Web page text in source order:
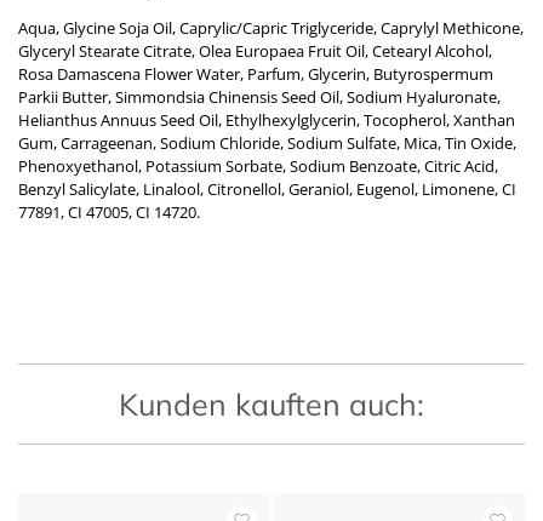
Aqua, Glycine Soja Oil, Caprylic/Capric Triglyceride, Caprylyl Methicone,
Glyceryl Stearate Citrate, Olea Europaea Fruit Oil, Cetearyl Alcohol,
Rosa Damascena Flower Water, Parfum, Glycerin, Butyrospermum
Parkii Butter, Simmondsia Chinensis Seed Oil, Sodium Hyaluronate,
Helianthus Annuus Seed Oil, Ethylhexylglycerin, Tocopherol, Xanthan
Gum, Carrageenan, Sodium Chloride, Sodium Sulfate, Mica, Tin Oxide,
Phenoxyethanol, Potassium Sorbate, Sodium Benzoate, Citric Acid,
Benzyl Salicylate, Linalool, Citronellol, Geraniol, Eugenol, Limonene, CI
77891, CI 47005, CI 14720.
Kunden kauften auch: